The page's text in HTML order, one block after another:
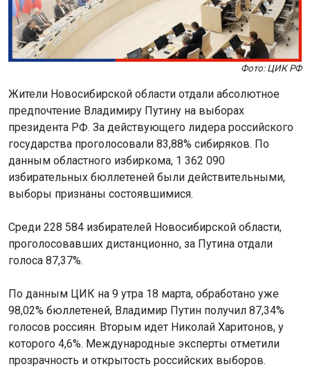
Фото: ЦИК РФ
Жители Новосибирской области отдали абсолютное
предпочтение Владимиру Путину на выборах
президента РФ. За действующего лидера российского
государства проголосовали 83,88% сибиряков. По
данным областного избиркома, 1 362 090
избирательных бюллетеней были действительными,
выборы признаны состоявшимися.
Среди 228 584 избирателей Новосибирской области,
проголосовавших дистанционно, за Путина отдали
голоса 87,37%.
По данным ЦИК на 9 утра 18 марта, обработано уже
98,02% бюллетеней, Владимир Путин получил 87,34%
голосов россиян. Вторым идет Николай Харитонов, у
которого 4,6%. Международные эксперты отметили
прозрачность и открытость российских выборов.